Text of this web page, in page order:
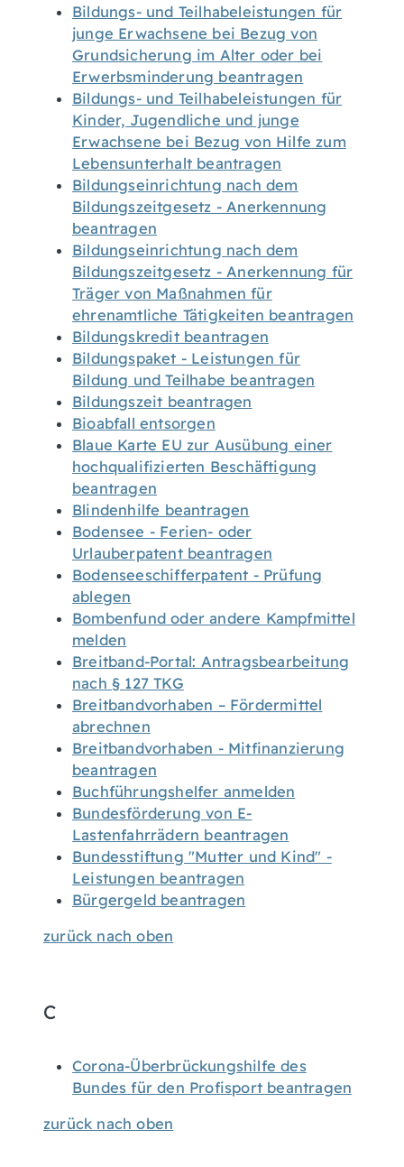
Bildungs- und Teilhabeleistungen für
junge Erwachsene bei Bezug von
Grundsicherung im Alter oder bei
Erwerbsminderung beantragen
Bildungs- und Teilhabeleistungen für
Kinder, Jugendliche und junge
Erwachsene bei Bezug von Hilfe zum
Lebensunterhalt beantragen
Bildungseinrichtung nach dem
Bildungszeitgesetz - Anerkennung
beantragen
Bildungseinrichtung nach dem
Bildungszeitgesetz - Anerkennung für
Träger von Maßnahmen für
ehrenamtliche Tätigkeiten beantragen
Bildungskredit beantragen
Bildungspaket - Leistungen für
Bildung und Teilhabe beantragen
Bildungszeit beantragen
Bioabfall entsorgen
Blaue Karte EU zur Ausübung einer
hochqualifizierten Beschäftigung
beantragen
Blindenhilfe beantragen
Bodensee - Ferien- oder
Urlauberpatent beantragen
Bodenseeschifferpatent - Prüfung
ablegen
Bombenfund oder andere Kampfmittel
melden
Breitband-Portal: Antragsbearbeitung
nach § 127 TKG
Breitbandvorhaben – Fördermittel
abrechnen
Breitbandvorhaben - Mitfinanzierung
beantragen
Buchführungshelfer anmelden
Bundesförderung von E-
Lastenfahrrädern beantragen
Bundesstiftung "Mutter und Kind" -
Leistungen beantragen
Bürgergeld beantragen
zurück nach oben
C
Corona-Überbrückungshilfe des
Bundes für den Profisport beantragen
zurück nach oben